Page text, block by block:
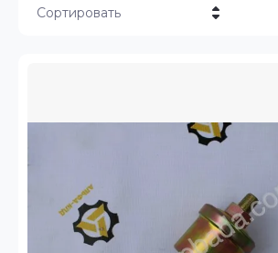
Сортировать
Название - Я-А